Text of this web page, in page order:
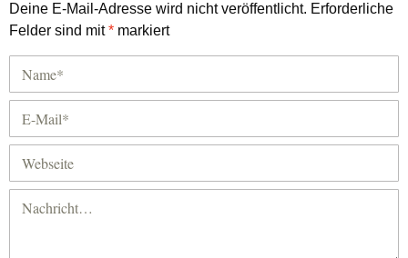
Deine E-Mail-Adresse wird nicht veröffentlicht. Erforderliche
Felder sind mit* markiert